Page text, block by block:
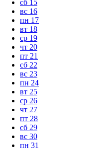
сб 15
вс 16
пн 17
вт 18
ср 19
чт 20
пт 21
сб 22
вс 23
пн 24
вт 25
ср 26
чт 27
пт 28
сб 29
вс 30
пн 31